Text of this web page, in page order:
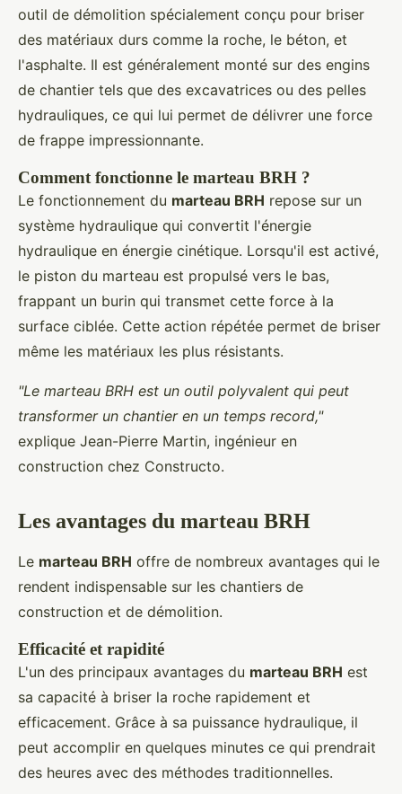
outil de démolition spécialement conçu pour briser
des matériaux durs comme la roche, le béton, et
l'asphalte. Il est généralement monté sur des engins
de chantier tels que des excavatrices ou des pelles
hydrauliques, ce qui lui permet de délivrer une force
de frappe impressionnante.
Comment fonctionne le marteau BRH ?
Le fonctionnement du marteau BRH repose sur un
système hydraulique qui convertit l'énergie
hydraulique en énergie cinétique. Lorsqu'il est activé,
le piston du marteau est propulsé vers le bas,
frappant un burin qui transmet cette force à la
surface ciblée. Cette action répétée permet de briser
même les matériaux les plus résistants.
"Le marteau BRH est un outil polyvalent qui peut
transformer un chantier en un temps record,"
explique Jean-Pierre Martin, ingénieur en
construction chez Constructo.
Les avantages du marteau BRH
Le marteau BRH offre de nombreux avantages qui le
rendent indispensable sur les chantiers de
construction et de démolition.
Efficacité et rapidité
L'un des principaux avantages du marteau BRH est
sa capacité à briser la roche rapidement et
efficacement. Grâce à sa puissance hydraulique, il
peut accomplir en quelques minutes ce qui prendrait
des heures avec des méthodes traditionnelles.